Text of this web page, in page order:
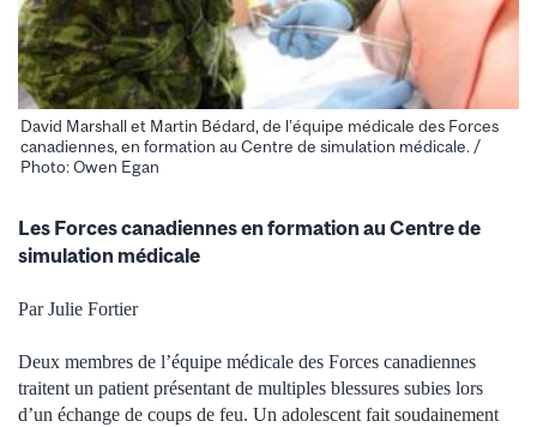
David Marshall et Martin Bédard, de l’équipe médicale des Forces
canadiennes, en formation au Centre de simulation médicale. /
Photo: Owen Egan
Les Forces canadiennes en formation au Centre de
simulation médicale
Par Julie Fortier
Deux membres de l’équipe médicale des Forces canadiennes
traitent un patient présentant de multiples blessures subies lors
d’un échange de coups de feu. Un adolescent fait soudainement